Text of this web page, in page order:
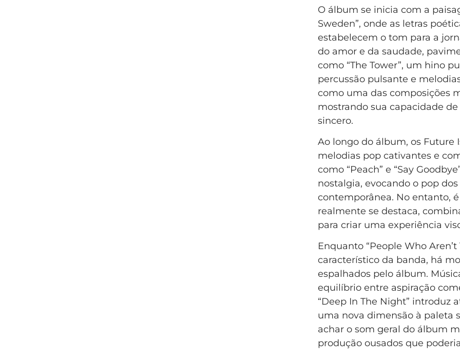
O álbum se inicia com a
Sweden”, onde as letras
estabelecem o tom para a
do amor e da saudade,
como “The Tower”, um hino
percussão pulsante e
como uma das composições
mostrando sua capacidade
sincero.
Ao longo do álbum, os
melodias pop cativantes e
como “Peach” e “Say
nostalgia, evocando o pop
contemporânea. No entanto,
realmente se destaca,
para criar uma experiência
Enquanto “People Who
característico da banda, há
espalhados pelo álbum.
equilíbrio entre aspiração
“Deep In The Night” introduz
uma nova dimensão à paleta
achar o som geral do álbum
produção ousados que